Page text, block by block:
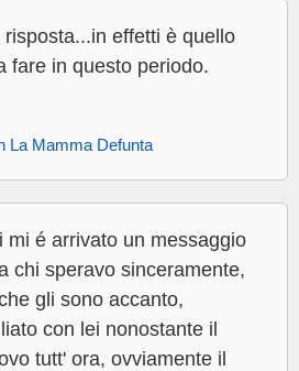
effetti è quello
fare in questo periodo.
La Mamma Defunta
mi é arrivato un messaggio
chi speravo sinceramente,
gli sono accanto,
con lei nonostante il
tutt' ora, ovviamente il